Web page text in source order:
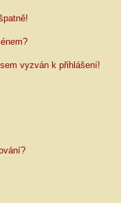
vyzván k přihlášení!